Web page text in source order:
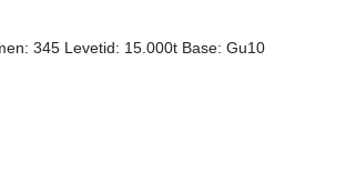
Spotlight dimbar. Watt: 3.6 Lumen: 345 Levetid: 15.000t Base: Gu10